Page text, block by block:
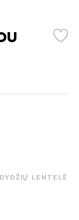
DYDŽIŲ LENTELĖ